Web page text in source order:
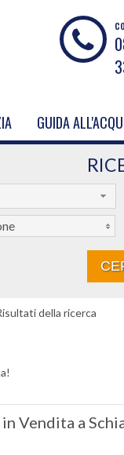
GUIDA
della ricerca
Vendita a